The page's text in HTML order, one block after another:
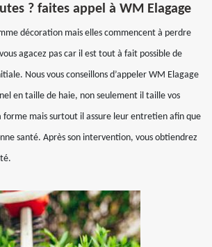
? faites appel à WM Elagage
décoration mais elles commencent à perdre
agacez pas car il est tout à fait possible de
Nous vous conseillons d’appeler WM Elagage
en taille de haie, non seulement il taille vos
forme mais surtout il assure leur entretien afin que
santé. Après son intervention, vous obtiendrez